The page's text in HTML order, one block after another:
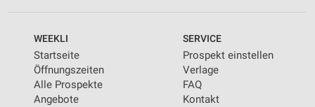
WEEKLI
Startseite
Öffnungszeiten
Alle Prospekte
Angebote
SERVICE
Prospekt einstellen
Verlage
FAQ
Kontakt